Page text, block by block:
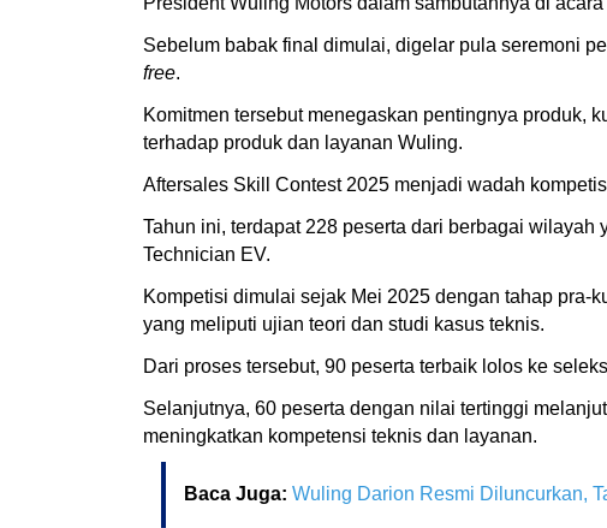
Sebelum babak final dimulai, digelar pula seremoni
free.
Komitmen tersebut menegaskan pentingnya produk,
terhadap produk dan layanan Wuling.
Aftersales Skill Contest 2025 menjadi wadah
Tahun ini, terdapat 228 peserta dari berbagai wilayah
Technician EV.
Kompetisi dimulai sejak Mei 2025 dengan tahap pra-
yang meliputi ujian teori dan studi kasus teknis.
Dari proses tersebut, 90 peserta terbaik lolos ke
Selanjutnya, 60 peserta dengan nilai tertinggi
meningkatkan kompetensi teknis dan layanan.
Baca Juga: Wuling Darion Resmi Diluncurkan,